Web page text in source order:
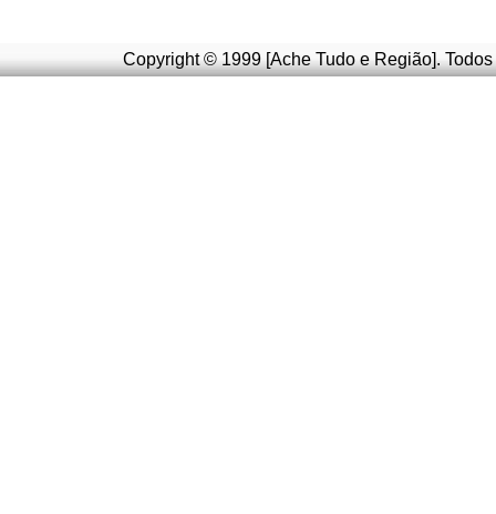
Copyright © 1999 [Ache Tudo e Região].